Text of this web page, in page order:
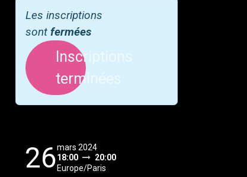
Les inscriptions
sont fermées
Inscriptions
terminées
26mars 2024
18:00
20:00
Europe/Paris